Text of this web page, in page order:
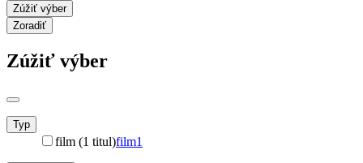
Zúžiť výber
Zoradiť
Zúžiť výber
Typ
film (1 titul)film1